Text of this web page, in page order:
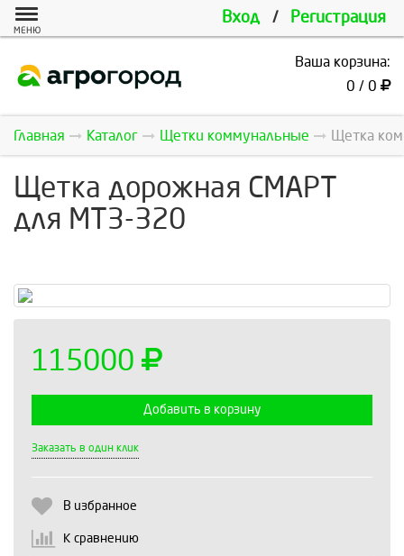
Вход / Регистрация
МЕНЮ
Ваша корзина:
0 / 0
Главная Каталог Щетки коммунальные Щетка
Щетка дорожная СМАРТ
для МТЗ-320
115000
Добавить в корзину
Заказать в один клик
В избранное
К сравнению